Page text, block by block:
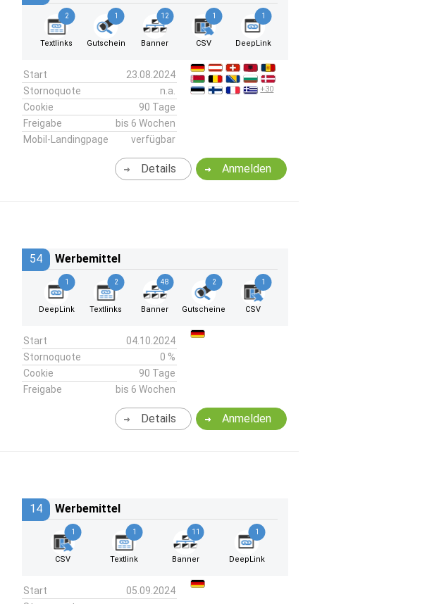
2
Textlinks
1
Gutschein
12
Banner
1
CSV
1
DeepLink
Start
23.08.2024
Stornoquote
n.a.
Cookie
90 Tage
Freigabe
bis 6 Wochen
Mobil-Landingpage
verfügbar
+30
Anmelden
Details
54 Werbemittel
1
DeepLink
2
Textlinks
48
Banner
2
Gutscheine
1
CSV
Start
04.10.2024
Stornoquote
0 %
Cookie
90 Tage
Freigabe
bis 6 Wochen
Anmelden
Details
14 Werbemittel
1
CSV
1
Textlink
11
Banner
1
DeepLink
Start
05.09.2024